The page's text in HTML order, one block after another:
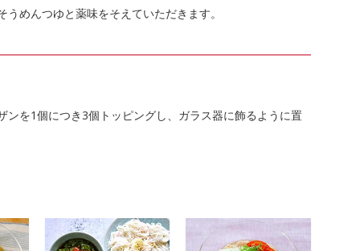
うめんつゆと薬味をそえていただきます。
ンを1個につき3個トッピングし、ガラス器に飾るように置